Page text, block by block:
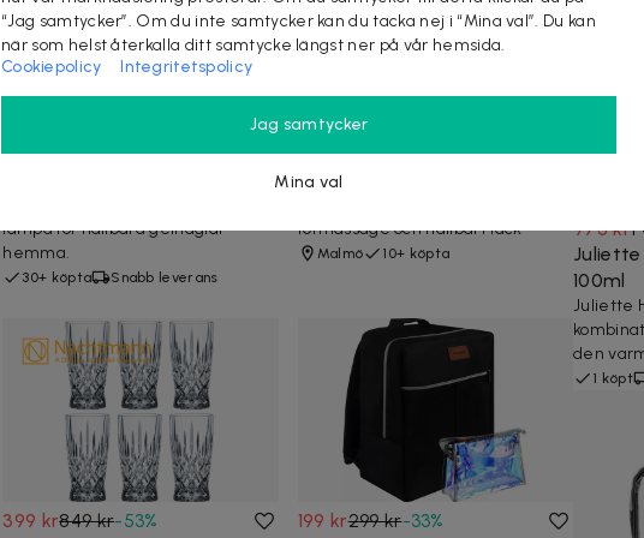
Poly builder gel kit med UV-
lampa för hållbara gelnaglar
hemma.
30+ köpta Snabb leverans
499 kr769 kr
Pedikyr med shellac hos
Magic hudvård i Lund
fotmassage och hållbart lack
Malmö 10+ köpta
399 kr849 kr-53%
199 kr299 kr-33%
975 kr
Juliette
100ml
Juliette
den
1 köpt
“Jag samtycker”. Om du inte samtycker kan du tacka nej i “Mina val”. Du kan
när som helst återkalla ditt samtycke längst ner på vår hemsida.
Cookiepolicy
Integritetspolicy
Jag samtycker
Mina val